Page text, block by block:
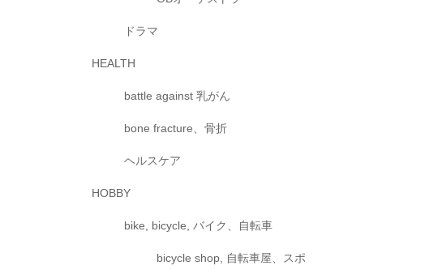
ドラマ
HEALTH
battle against 乳がん
bone fracture、骨折
ヘルスケア
HOBBY
bike, bicycle, バイク、自転車
bicycle shop, 自転車屋、スポ